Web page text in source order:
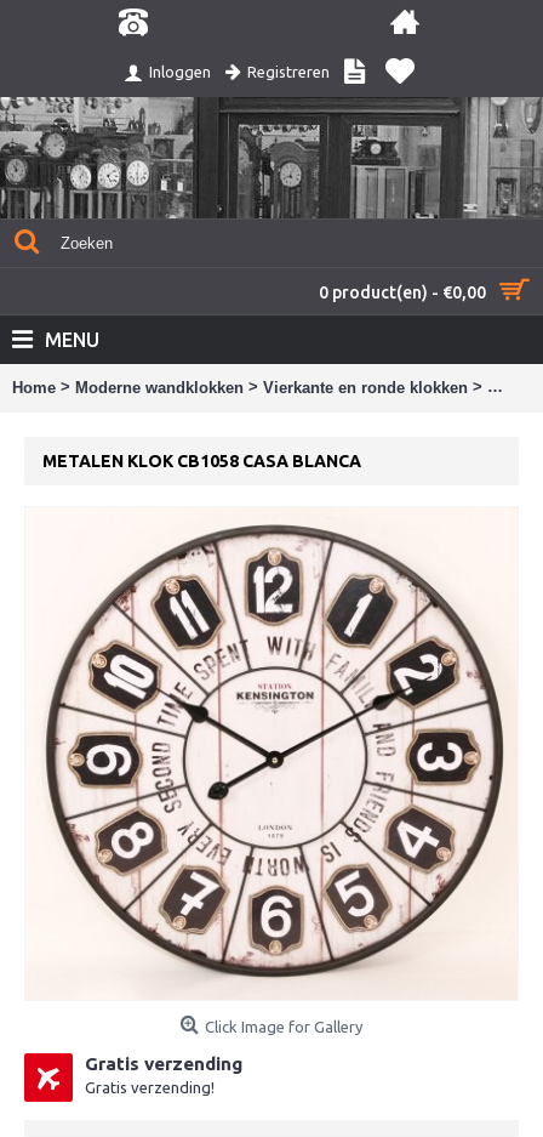
Inloggen Registreren
0 product(en) - €0,00
MENU
Home > Moderne wandklokken > Vierkante en ronde klokken >
METALEN KLOK CB1058 CASA BLANCA
Click Image for Gallery
Gratis verzending
Gratis verzending!